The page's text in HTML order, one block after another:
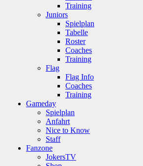
Training
Juniors
Spielplan
Tabelle
Roster
Coaches
Training
Flag
Flag Info
Coaches
Training
Gameday
Spielplan
Anfahrt
Nice to Know
Staff
Fanzone
JokersTV